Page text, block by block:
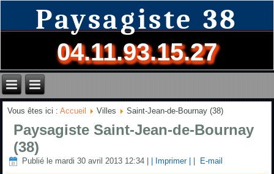
Paysagiste 38
04.11.93.15.27
Vous êtes ici :Accueil Villes Saint-Jean-de-Bournay (38)
Paysagiste Saint-Jean-de-Bournay
(38)
Publié le mardi 30 avril 2013 12:34 | Imprimer | E-mail